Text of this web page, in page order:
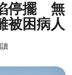
停擺 無
被困病人